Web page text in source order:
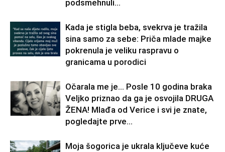
podsmehnuli...
Kada je stigla beba, svekrva je tražila
sina samo za sebe: Priča mlade majke
pokrenula je veliku raspravu o
granicama u porodici
Očarala me je… Posle 10 godina braka
Veljko priznao da ga je osvojila DRUGA
ŽENA! Mlađa od Verice i svi je znate,
pogledajte prve...
Moja šogorica je ukrala ključeve kuće